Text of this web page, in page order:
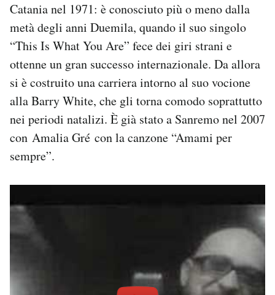
Catania nel 1971: è conosciuto più o meno dalla
metà degli anni Duemila, quando il suo singolo
“This Is What You Are” fece dei giri strani e
ottenne un gran successo internazionale. Da allora
si è costruito una carriera intorno al suo vocione
alla Barry White, che gli torna comodo soprattutto
nei periodi natalizi. È già stato a Sanremo nel 2007
con Amalia Gré con la canzone “Amami per
sempre”.